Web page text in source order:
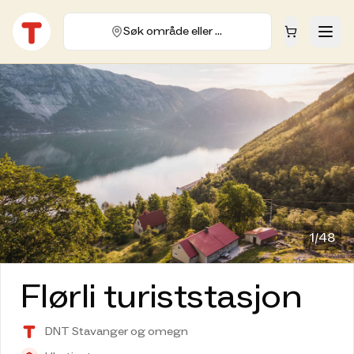
Søk område eller hytte
1/48
Flørli turiststasjon
DNT Stavanger og omegn